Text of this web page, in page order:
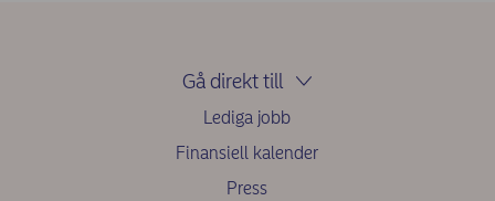
Gå direkt till
Lediga jobb
Finansiell kalender
Press